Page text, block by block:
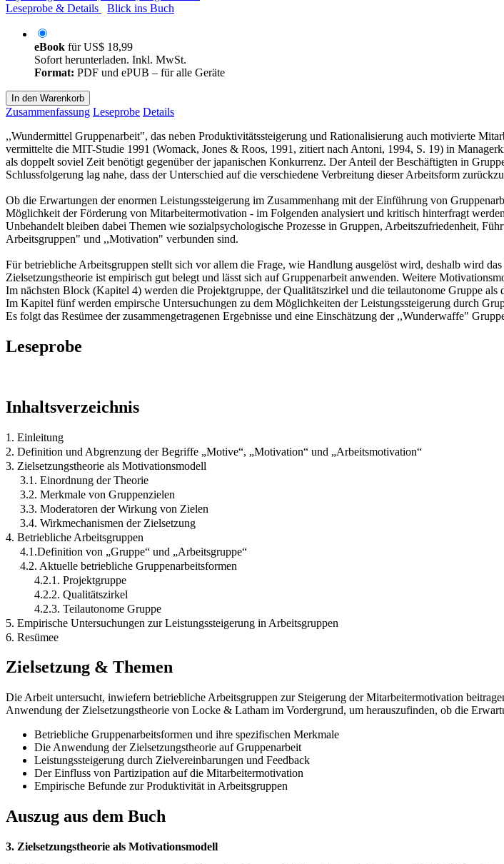
Leseprobe & Details
Blick ins Buch
eBook fürUS$ 18,99
Sofort herunterladen. Inkl. MwSt.
Format: PDF und ePUB – für alle Geräte
In den Warenkorb
Zusammenfassung Leseprobe Details
,,Wundermittel Gruppenarbeit", das neben Produktivitätssteigerung und Rationalisierung auch motivierte
vermittelte die MIT-Studie 1991 (Womack, Jones & Roos, 1991, zitiert nach Antoni, 1994, S. 19) in
als doppelt soviel Zeit benötigt gegenüber der japanischen Konkurrenz. Der Anteil der Beschäftigten in
Schlussfolgerung lag nahe, dass der Unterschied auf die verschiedene Verbreitung dieser Arbeitsform
Ob die Erwartungen der enormen Leistungssteigerung im Zusammenhang mit der Einführung von
Möglichkeit der Förderung von Mitarbeitermotivation - im Folgenden analysiert und kritisch hinterfragt
Unbehandelt bleiben dabei Themen wie sozialpsychologische Prozesse in Gruppen, Arbeitszufriedenheit,
Arbeitsgruppen" und ,,Motivation" verbunden sind.
Für betriebliche Arbeitsgruppen stellt sich vor allem die Frage, wie Handlung ausgelöst wird, deshalb wird
Zielsetzungstheorie ist empirisch gut belegt und lässt sich auf Gruppenarbeit anwenden. Weitere
Im nächsten Block (Kapitel 4) werden die Projektgruppe, der Qualitätszirkel und die teilautonome Gruppe
Im Kapitel fünf werden empirsche Untersuchungen zu dem Möglichkeiten der Leistungssteigerung durch
Es folgt das Resümee der zusammengetragenen Ergebnisse und eine Einschätzung der ,,Wunderwaffe"
Leseprobe
Inhaltsverzeichnis
1. Einleitung
2. Definition und Abgrenzung der Begriffe „Motive“, „Motivation“ und „Arbeitsmotivation“
3. Zielsetzungstheorie als Motivationsmodell
3.1. Einordnung der Theorie
3.2. Merkmale von Gruppenzielen
3.3. Moderatoren der Wirkung von Zielen
3.4. Wirkmechanismen der Zielsetzung
4. Betriebliche Arbeitsgruppen
4.1.Definition von „Gruppe“ und „Arbeitsgruppe“
4.2. Aktuelle betriebliche Gruppenarbeitsformen
4.2.1. Projektgruppe
4.2.2. Qualitätszirkel
4.2.3. Teilautonome Gruppe
5. Empirische Untersuchungen zur Leistungssteigerung in Arbeitsgruppen
6. Resümee
Zielsetzung & Themen
Die Arbeit untersucht, inwiefern betriebliche Arbeitsgruppen zur Steigerung der Mitarbeitermotivation
Anwendung der Zielsetzungstheorie von Locke & Latham im Vordergrund, um herauszufinden, ob die
Betriebliche Gruppenarbeitsformen und ihre spezifischen Merkmale
Die Anwendung der Zielsetzungstheorie auf Gruppenarbeit
Leistungssteigerung durch Zielvereinbarungen und Feedback
Der Einfluss von Partizipation auf die Mitarbeitermotivation
Empirische Befunde zur Produktivität in Arbeitsgruppen
Auszug aus dem Buch
3. Zielsetzungstheorie als Motivationsmodell